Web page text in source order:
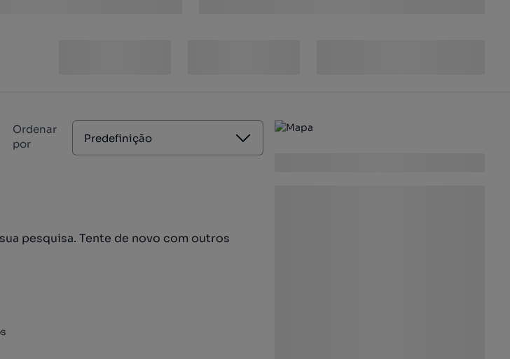
Ordenar
por
Predefinição
pesquisa. Tente de novo com outros